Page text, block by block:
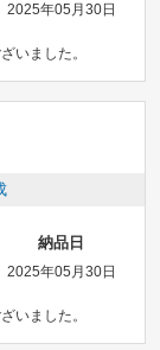
2025年05月30日
いました。
納品日
2025年05月30日
いました。